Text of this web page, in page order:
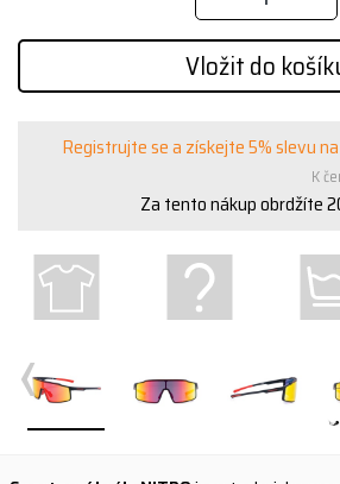
Vložit do
Registrujte se a získejte 5% slevu
K
Za tento nákup obrdžíte
‹